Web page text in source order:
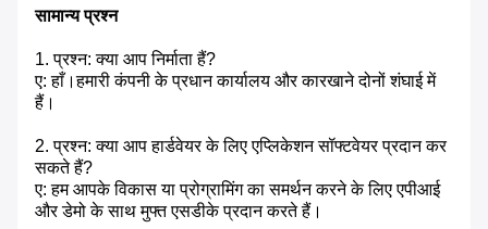
सामान्य प्रश्न
1. प्रश्न: क्या आप निर्माता हैं?
ए: हाँ।हमारी कंपनी के प्रधान कार्यालय और कारखाने दोनों शंघाई में
हैं।
2. प्रश्न: क्या आप हार्डवेयर के लिए एप्लिकेशन सॉफ्टवेयर प्रदान कर
सकते हैं?
ए: हम आपके विकास या प्रोग्रामिंग का समर्थन करने के लिए एपीआई
और डेमो के साथ मुफ्त एसडीके प्रदान करते हैं।